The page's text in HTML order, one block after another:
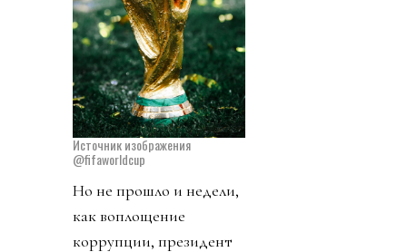
Источник изображения
@fifaworldcup
Но не прошло и недели,
как воплощение
коррупции, президент